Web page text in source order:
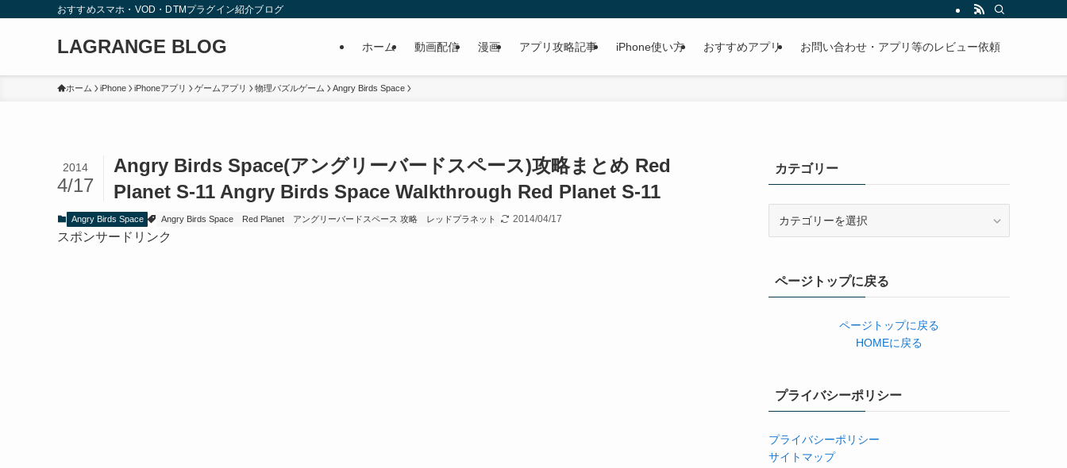
おすすめスマホ・VOD・DTMプラグイン紹介ブログ
LAGRANGE BLOG ホーム 動画配信 漫画 アプリ攻略記事 iPhone使い方 おすすめアプリ お問い合わせ・アプリ等のレビュー依頼
ホーム iPhone iPhoneアプリ ゲームアプリ 物理パズルゲーム Angry Birds Space
Angry Birds Space(アングリーバードスペース)攻略まとめ Red
Planet S-11 Angry Birds Space Walkthrough Red Planet S-11
2014
4/17
Angry Birds Space Angry Birds Space Red Planet アングリーバードスペース 攻略 レッドプラネット 2014/04/17
スポンサードリンク
カテゴリー
ーページトップに戻る
ページトップに戻る
HOMEに戻る
プライバシーポリシー
プライバシーポリシー
サイトマップ